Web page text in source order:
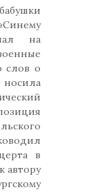
на
слов о
в
автору